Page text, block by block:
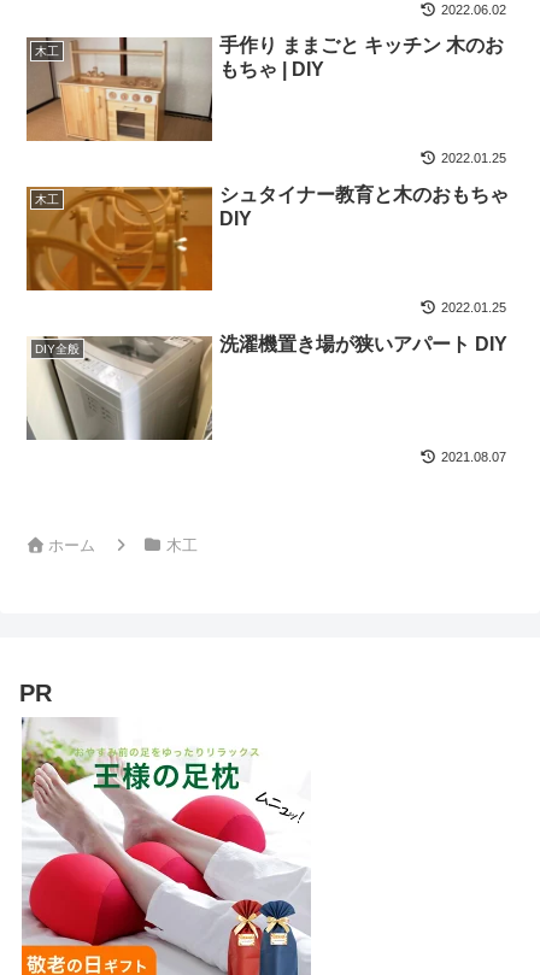
2022.06.02
木工
手作り ままごと キッチン 木のお
もちゃ | DIY
2022.01.25
木工
シュタイナー教育と木のおもちゃ
DIY
2022.01.25
DIY全般 洗濯機置き場が狭いアパート DIY
2021.08.07
ホーム 木工
PR